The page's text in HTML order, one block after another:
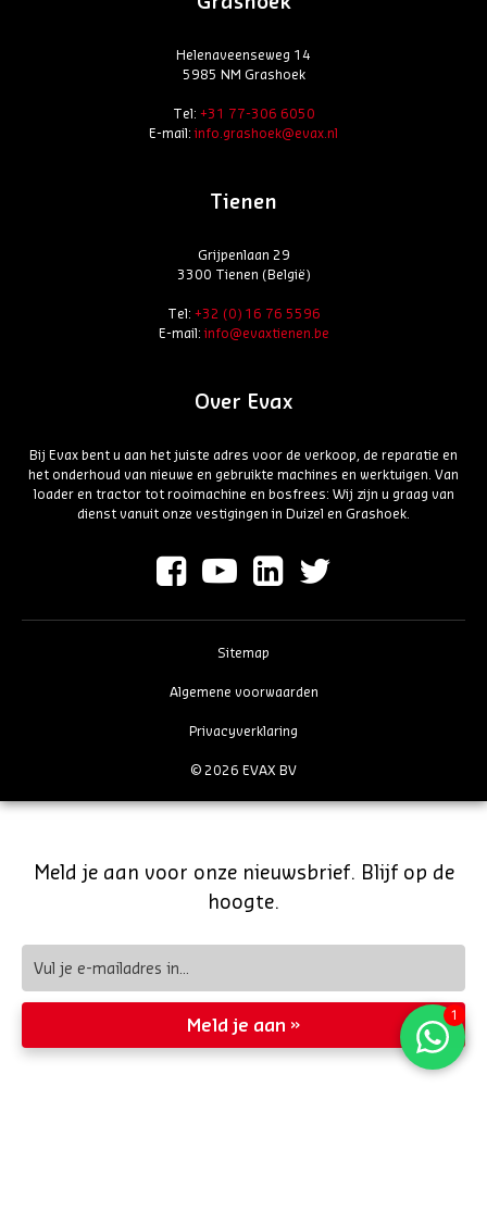
Helenaveenseweg 14
5985 NM Grashoek
Tel: +31 77-306 6050
E-mail:info.grashoek@evax.nl
Tienen
Grijpenlaan 29
3300 Tienen (België)
Tel: +32 (0) 16 76 5596
E-mail:info@evaxtienen.be
Over Evax
Bij Evax bent u aan het juiste adres voor de verkoop, de reparatie en
het onderhoud van nieuwe en gebruikte machines en werktuigen. Van
loader en tractor tot rooimachine en bosfrees: Wij zijn u graag van
dienst vanuit onze vestigingen in Duizel en Grashoek.
© 2026 EVAX BV
Sitemap
Algemene voorwaarden
Privacyverklaring
Meld je aan voor onze nieuwsbrief. Blijf op de
hoogte.
Meld je aan